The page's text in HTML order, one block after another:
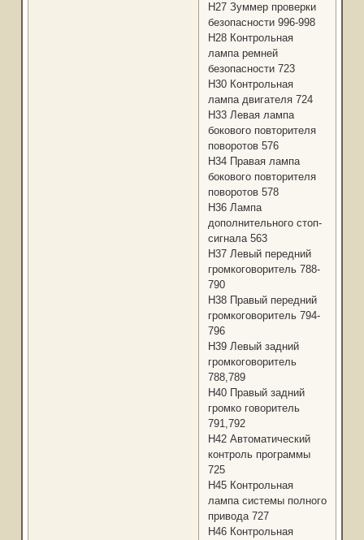
H27 Зуммер проверки
безопасности 996-998
Н28 Контрольная
лампа ремней
безопасности 723
Н30 Контрольная
лампа двигателя 724
Н33 Левая лампа
бокового повторителя
поворотов 576
Н34 Правая лампа
бокового повторителя
поворотов 578
Н36 Лампа
дополнительного стоп-
сигнала 563
Н37 Левый передний
громкоговоритель 788-
790
Н38 Правый передний
громкоговоритель 794-
796
Н39 Левый задний
громкоговоритель
788,789
Н40 Правый задний
громко говоритель
791,792
H42 Автоматический
контроль программы
725
Н45 Контрольная
лампа системы полного
привода 727
Н46 Контрольная